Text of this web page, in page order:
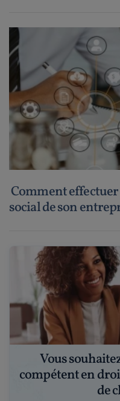
Comment
social de son
Vous
compétent en
de